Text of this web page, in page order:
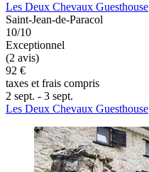
Les Deux Chevaux Guesthouse
Saint-Jean-de-Paracol
10/10
Exceptionnel
(2 avis)
92 €
taxes et frais compris
2 sept. - 3 sept.
Les Deux Chevaux Guesthouse